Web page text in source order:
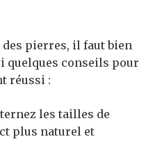
pierres, il faut bien
quelques conseils pour
réussi :
les tailles de
plus naturel et